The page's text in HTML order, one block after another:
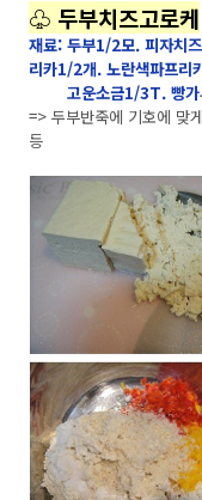
♧ 두부치즈고로케
재료: 두부1/2모. 피자치
리카1/2개. 노란색파프리
고운소금1/3T. 빵가
=> 두부반죽에 기호에 맞
등